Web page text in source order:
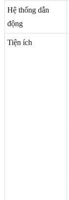
Hệ thống dẫn
động
Tiện ích